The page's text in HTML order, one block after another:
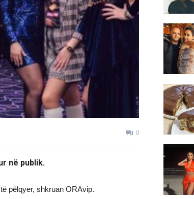
0
në publik.
pëlqyer, shkruan ORAvip.